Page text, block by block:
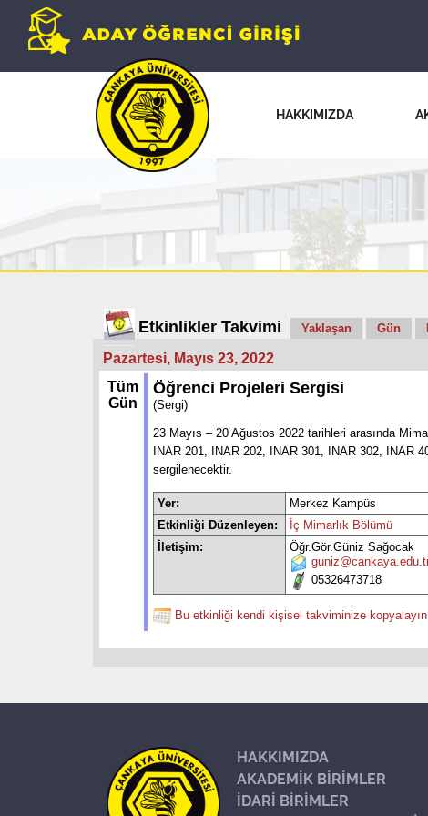
HAKKIMIZDA
Etkinlikler Takvimi Yaklaşan Gün
Pazartesi, Mayıs 23, 2022
Tüm
Gün
Öğrenci Projeleri Sergisi
(Sergi)
23 Mayıs – 20 Ağustos 2022 tarihleri arasında
INAR 201, INAR 202, INAR 301, INAR 302, INAR
sergilenecektir.
Yer:
Merkez Kampüs
Etkinliği Düzenleyen:
İç Mimarlık Bölümü
İletişim:
Öğr.Gör.Güniz Sağocak
05326473718
Bu etkinliği kendi kişisel takviminize kopyalayın
HAKKIMIZDA
AKADEMİK BİRİMLER
İDARİ BİRİMLER